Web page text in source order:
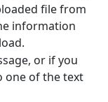
file from
information
or if you
one of the text